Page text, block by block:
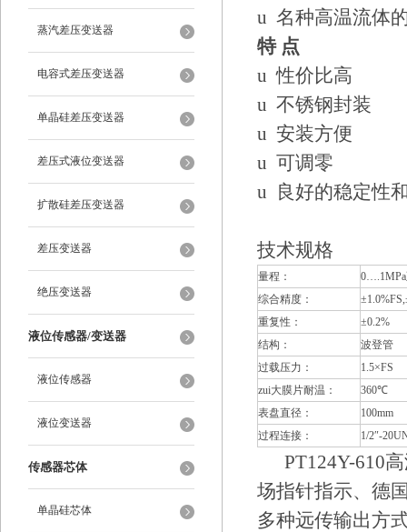
蒸汽差压变送器
电容式差压变送器
单晶硅差压变送器
差压式液位变送器
扩散硅差压变送器
差压变送器
绝压变送器
液位传感器/变送器
液位传感器
液位变送器
传感器芯体
单晶硅芯体
u 名种高温流体
特 点
u 性价比高
u 不锈钢封装
u 安装方便
u 可调零
u 良好的稳定性
技术规格
量程：
综合精度：
重复性：
±0.2%
结构：
波登管
过载压力：
1.5×FS
zui大膜片耐温：
360℃
表盘直径：
100mm
过程连接：
1/2″-
PT124Y-610高
场指针指示、德
多种远传输出方